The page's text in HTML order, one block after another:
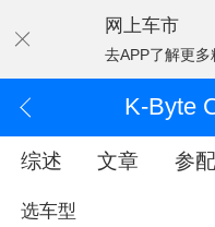
网上车市
去APP了解更多
K-Byte
综述 文章 参配
选车型